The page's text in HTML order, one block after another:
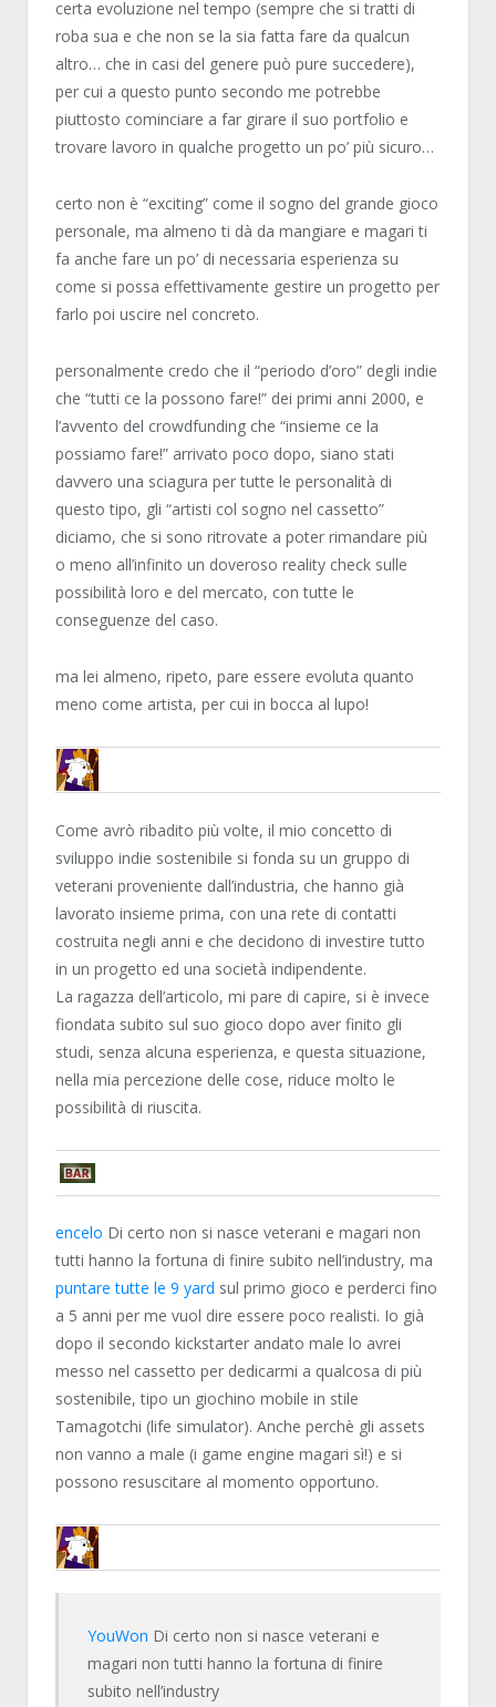
certa evoluzione nel tempo (sempre che si tratti di
roba sua e che non se la sia fatta fare da qualcun
altro… che in casi del genere può pure succedere),
per cui a questo punto secondo me potrebbe
piuttosto cominciare a far girare il suo portfolio e
trovare lavoro in qualche progetto un po’ più sicuro…
certo non è “exciting” come il sogno del grande gioco
personale, ma almeno ti dà da mangiare e magari ti
fa anche fare un po’ di necessaria esperienza su
come si possa effettivamente gestire un progetto per
farlo poi uscire nel concreto.
personalmente credo che il “periodo d’oro” degli indie
che “tutti ce la possono fare!” dei primi anni 2000, e
l’avvento del crowdfunding che “insieme ce la
possiamo fare!” arrivato poco dopo, siano stati
davvero una sciagura per tutte le personalità di
questo tipo, gli “artisti col sogno nel cassetto”
diciamo, che si sono ritrovate a poter rimandare più
o meno all’infinito un doveroso reality check sulle
possibilità loro e del mercato, con tutte le
conseguenze del caso.
ma lei almeno, ripeto, pare essere evoluta quanto
meno come artista, per cui in bocca al lupo!
ENCELO
Come avrò ribadito più volte, il mio concetto di
sviluppo indie sostenibile si fonda su un gruppo di
veterani proveniente dall’industria, che hanno già
lavorato insieme prima, con una rete di contatti
costruita negli anni e che decidono di investire tutto
in un progetto ed una società indipendente.
La ragazza dell’articolo, mi pare di capire, si è invece
fiondata subito sul suo gioco dopo aver finito gli
studi, senza alcuna esperienza, e questa situazione,
nella mia percezione delle cose, riduce molto le
possibilità di riuscita.
YOUWON
encelo Di certo non si nasce veterani e magari non
tutti hanno la fortuna di finire subito nell’industry, ma
puntare tutte le 9 yard sul primo gioco e perderci fino
a 5 anni per me vuol dire essere poco realisti. Io già
dopo il secondo kickstarter andato male lo avrei
messo nel cassetto per dedicarmi a qualcosa di più
sostenibile, tipo un giochino mobile in stile
Tamagotchi (life simulator). Anche perchè gli assets
non vanno a male (i game engine magari sì!) e si
possono resuscitare al momento opportuno.
ENCELO
YouWon Di certo non si nasce veterani e
magari non tutti hanno la fortuna di finire
subito nell’industry